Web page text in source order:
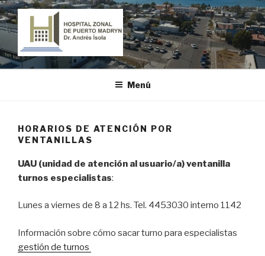
Ir
al
contenido
HOSPITAL ZONAL DE PUERTO
"Dr. Andrés Ísola"
Menú
HORARIOS DE ATENCIÓN POR
VENTANILLAS
UAU (unidad de atención al usuario/a) ventanilla
turnos especialistas:
Lunes a viernes de 8 a 12 hs. Tel. 4453030 interno 1142
Información sobre cómo sacar turno para especialistas
gestión de turnos